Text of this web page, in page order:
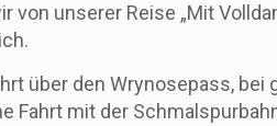
von unserer Reise „Mit
über den Wrynosepass, bei
Fahrt mit der